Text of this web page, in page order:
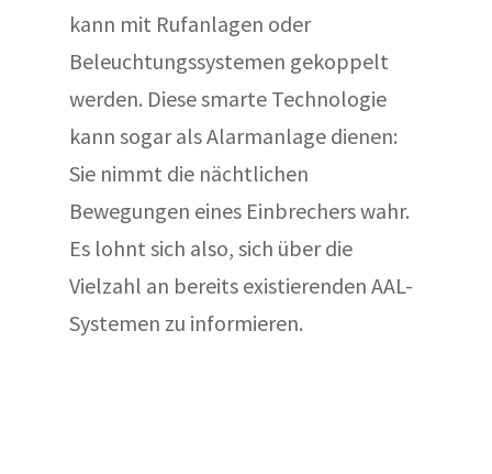
kann mit Rufanlagen oder
Beleuchtungssystemen gekoppelt
werden. Diese smarte Technologie
kann sogar als Alarmanlage dienen:
Sie nimmt die nächtlichen
Bewegungen eines Einbrechers wahr.
Es lohnt sich also, sich über die
Vielzahl an bereits existierenden AAL-
Systemen zu informieren.